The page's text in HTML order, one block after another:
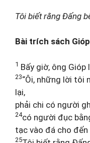
Tôi biết rằng Đấng
Bài trích sách Gióp
1 Bấy giờ, ông Gióp
23“Ôi, những lời tôi
lại,
phải chi có người
24có người đục
tạc vào đá cho
25